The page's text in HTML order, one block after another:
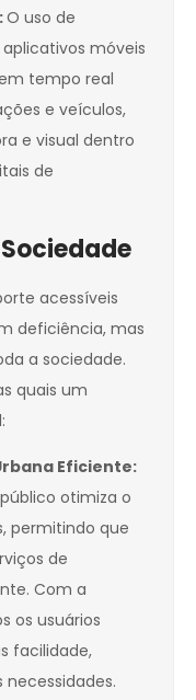
O uso de
móveis
tempo real
e veículos,
e visual dentro
de
acessíveis
deficiência, mas
a sociedade.
quais um
Eficiente:
otimiza o
permitindo que
de
Com a
os usuários
facilidade,